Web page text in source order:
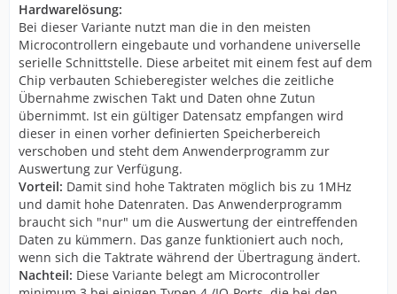
Hardwarelösung:
Bei dieser Variante nutzt man die in den meisten
Microcontrollern eingebaute und vorhandene universelle
serielle Schnittstelle. Diese arbeitet mit einem fest auf dem
Chip verbauten Schieberegister welches die zeitliche
Übernahme zwischen Takt und Daten ohne Zutun
übernimmt. Ist ein gültiger Datensatz empfangen wird
dieser in einen vorher definierten Speicherbereich
verschoben und steht dem Anwenderprogramm zur
Auswertung zur Verfügung.
Vorteil: Damit sind hohe Taktraten möglich bis zu 1MHz
und damit hohe Datenraten. Das Anwenderprogramm
braucht sich "nur" um die Auswertung der eintreffenden
Daten zu kümmern. Das ganze funktioniert auch noch,
wenn sich die Taktrate während der Übertragung ändert.
Nachteil: Diese Variante belegt am Microcontroller